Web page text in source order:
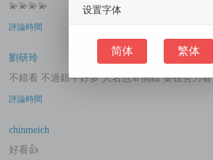
💫💫💫💫
評論時間
劉研玲
不錯看 不過錯字好多 人名也常搞錯 要很努力看
評論時間
chinmeich
好看👍
设置字体
简体 繁体